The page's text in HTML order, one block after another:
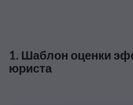
1. Шаблон оценки
юриста